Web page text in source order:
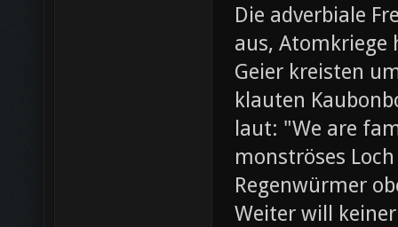
Die adverbiale
aus,
Geier kreisten
klauten
laut: "We are
monströses
Regenwürmer
Weiter will